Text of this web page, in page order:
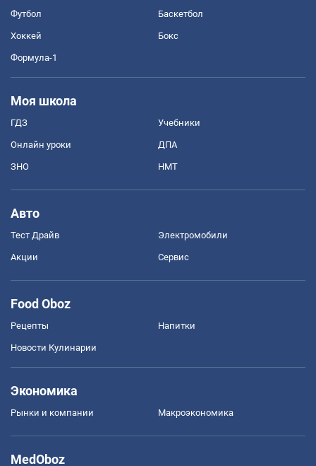
Футбол Баскетбол
Хоккей Бокс
Формула-1
Моя школа
ГДЗ Учебники
Онлайн уроки ДПА
ЗНО НМТ
Авто
Тест Драйв Электромобили
Акции Сервис
Food Oboz
Рецепты Напитки
Новости Кулинарии
Экономика
Рынки и компании Mакроэкономика
MedOboz